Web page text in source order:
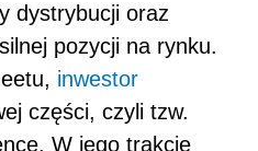
dystrybucji oraz
pozycji na rynku.
inwestor
części, czyli tzw.
W jego trakcie